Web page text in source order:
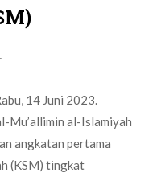
14 Juni 2023.
Mu’allimin al-Islamiyah
angkatan pertama
(KSM) tingkat